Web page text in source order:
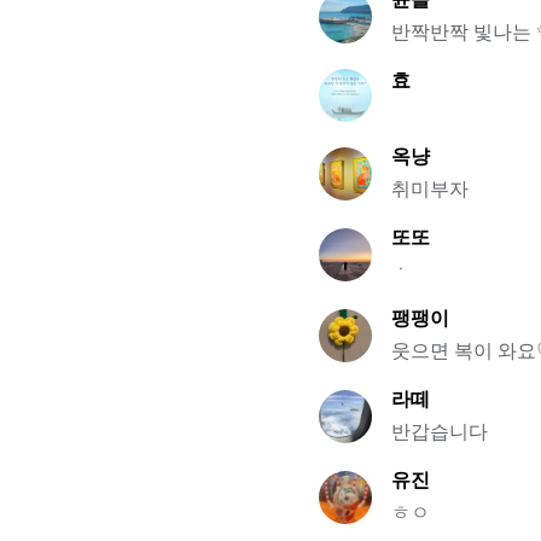
반짝반짝 빛나는
효
옥냥
취미부자
또또
ㆍ
팽팽이
웃으면 복이 와
라떼
반갑습니다
유진
ㅎㅇ